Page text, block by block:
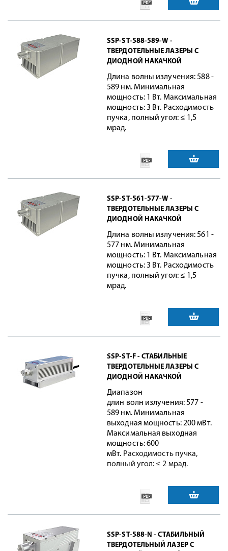
SSP-ST-588-589-W -
ТВЕРДОТЕЛЬНЫЕ ЛАЗЕРЫ С
ДИОДНОЙ НАКАЧКОЙ
Длина волны излучения: 588 -
589 нм. Минимальная
мощность: 1 Вт. Максимальная
мощность: 3 Вт. Расходимость
пучка, полный угол: ≤ 1,5
мрад.
SSP-ST-561-577-W -
ТВЕРДОТЕЛЬНЫЕ ЛАЗЕРЫ С
ДИОДНОЙ НАКАЧКОЙ
Длина волны излучения: 561 -
577 нм. Минимальная
мощность: 1 Вт. Максимальная
мощность: 3 Вт. Расходимость
пучка, полный угол: ≤ 1,5
мрад.
SSP-ST-F - СТАБИЛЬНЫЕ
ТВЕРДОТЕЛЬНЫЕ ЛАЗЕРЫ С
ДИОДНОЙ НАКАЧКОЙ
Диапазон
длин волн излучения: 577 -
589 нм. Минимальная
выходная мощность: 200 мВт.
Максимальная выходная
мощность: 600
мВт. Расходимость пучка,
полный угол: ≤ 2 мрад.
SSP-ST-588-N - СТАБИЛЬНЫЙ
ТВЕРДОТЕЛЬНЫЙ ЛАЗЕР С